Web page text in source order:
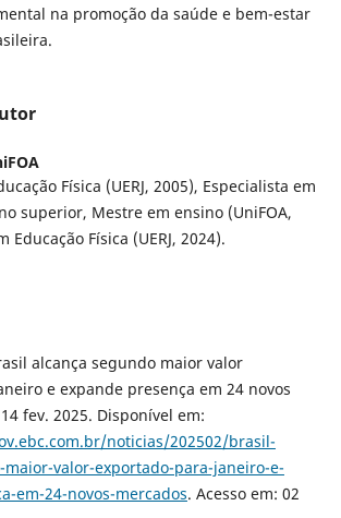
na promoção da saúde e bem-estar
Física (UERJ, 2005), Especialista em
superior, Mestre em ensino (UniFOA,
Educação Física (UERJ, 2024).
alcança segundo maior valor
e expande presença em 24 novos
fev. 2025. Disponível em:
noticias/202502/brasil-
maior-valor-exportado-para-janeiro-e-
em-24-novos-mercados. Acesso em: 02